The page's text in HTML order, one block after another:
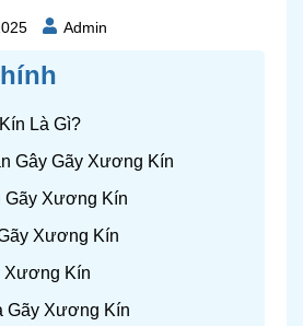
Admin
Là Gì?
Gây Gãy Xương Kín
Gãy Xương Kín
Xương Kín
Xương Kín
Gãy Xương Kín